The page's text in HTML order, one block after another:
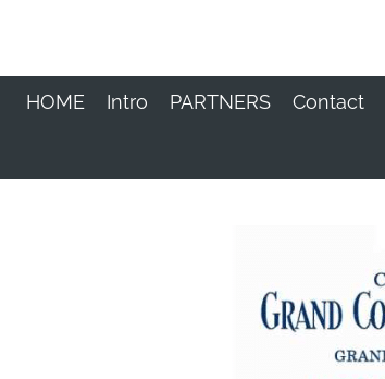
deHOME Intro PARTNERS Contact